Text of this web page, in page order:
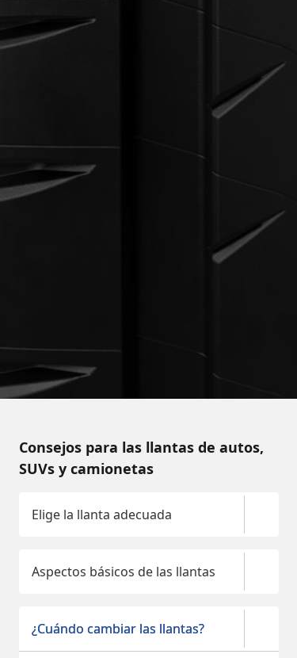
Consejos para las llantas de autos,
SUVs y camionetas
Elige la llanta adecuada
Aspectos básicos de las llantas
¿Cuándo cambiar las llantas?